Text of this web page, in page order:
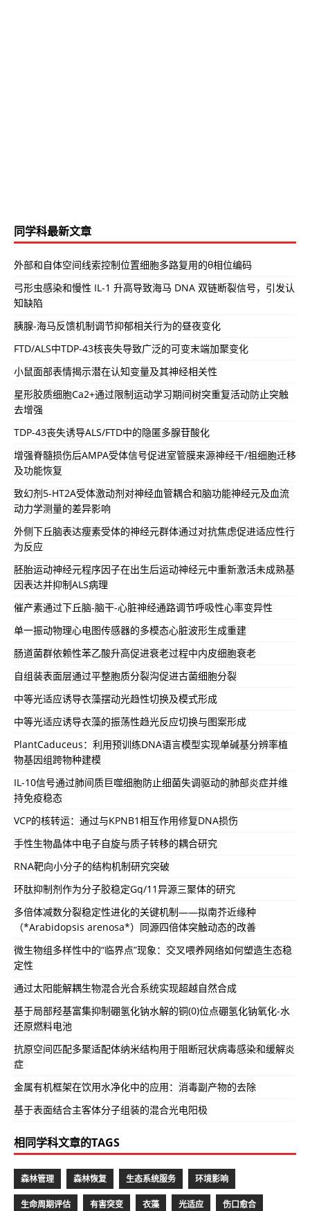
同学科最新文章
外部和自体空间线索控制位置细胞多路复用的θ相位编码
弓形虫感染和慢性 IL-1 升高导致海马 DNA 双链断裂信号，引发认
知缺陷
胰腺-海马反馈机制调节抑郁相关行为的昼夜变化
FTD/ALS中TDP-43核丧失导致广泛的可变末端加聚变化
小鼠面部表情揭示潜在认知变量及其神经相关性
星形胶质细胞Ca2+通过限制运动学习期间树突重复活动防止突触
去增强
TDP-43丧失诱导ALS/FTD中的隐匿多腺苷酸化
增强脊髓损伤后AMPA受体信号促进室管膜来源神经干/祖细胞迁移
及功能恢复
致幻剂5-HT2A受体激动剂对神经血管耦合和脑功能神经元及血流
动力学测量的差异影响
外侧下丘脑表达瘦素受体的神经元群体通过对抗焦虑促进适应性行
为反应
胚胎运动神经元程序因子在出生后运动神经元中重新激活未成熟基
因表达并抑制ALS病理
催产素通过下丘脑-脑干-心脏神经通路调节呼吸性心率变异性
单一振动物理心电图传感器的多模态心脏波形生成重建
肠道菌群依赖性苯乙酸升高促进衰老过程中内皮细胞衰老
自组装表面层通过平整胞质分裂沟促进古菌细胞分裂
中等光适应诱导衣藻摆动光趋性切换及模式形成
中等光适应诱导衣藻的振荡性趋光反应切换与图案形成
PlantCaduceus：利用预训练DNA语言模型实现单碱基分辨率植
物基因组跨物种建模
IL-10信号通过肺间质巨噬细胞防止细菌失调驱动的肺部炎症并维
持免疫稳态
VCP的核转运：通过与KPNB1相互作用修复DNA损伤
手性生物晶体中电子自旋与质子转移的耦合研究
RNA靶向小分子的结构机制研究突破
环肽抑制剂作为分子胶稳定Gq/11异源三聚体的研究
多倍体减数分裂稳定性进化的关键机制——拟南芥近缘种
（*Arabidopsis arenosa*）同源四倍体突触动态的改善
微生物组多样性中的“临界点”现象：交叉喂养网络如何塑造生态稳
定性
通过太阳能解耦生物混合光合系统实现超越自然合成
基于局部羟基富集抑制硼氢化钠水解的铜(0)位点硼氢化钠氧化-水
还原燃料电池
抗原空间匹配多聚适配体纳米结构用于阻断冠状病毒感染和缓解炎
症
金属有机框架在饮用水净化中的应用：消毒副产物的去除
基于表面结合主客体分子组装的混合光电阳极
相同学科文章的TAGS
森林管理 森林恢复 生态系统服务 环境影响
生命周期评估 有害突变 衣藻 光适应 伤口愈合